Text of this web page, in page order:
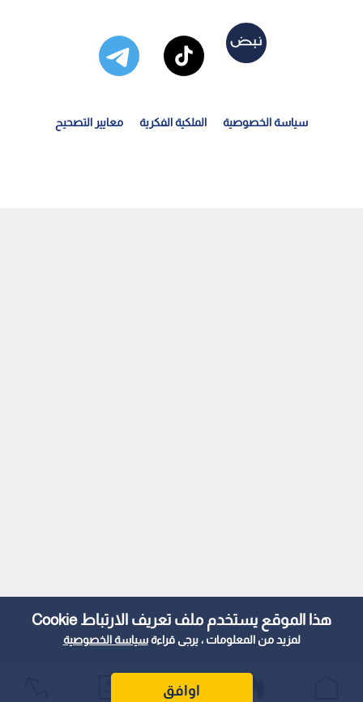
هذا الموقع يستخدم ملف تعريف الارتباط Cookie
لمزيد من المعلومات ، يرجى قراءةسياسة الخصوصية
اوافق
سياسة الخصوصية الملكية الفكرية معايير التصحيح